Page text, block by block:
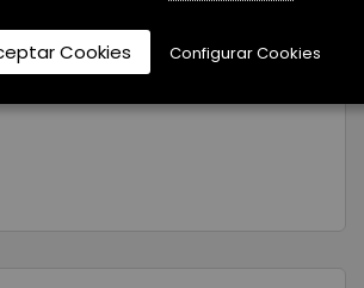
Cookies Configurar Cookies